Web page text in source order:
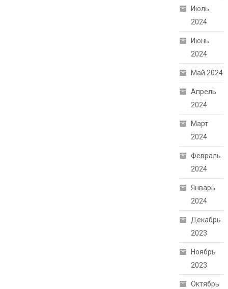
Июль
2024
Июнь
2024
Май 2024
Апрель
2024
Март
2024
Февраль
2024
Январь
2024
Декабрь
2023
Ноябрь
2023
Октябрь